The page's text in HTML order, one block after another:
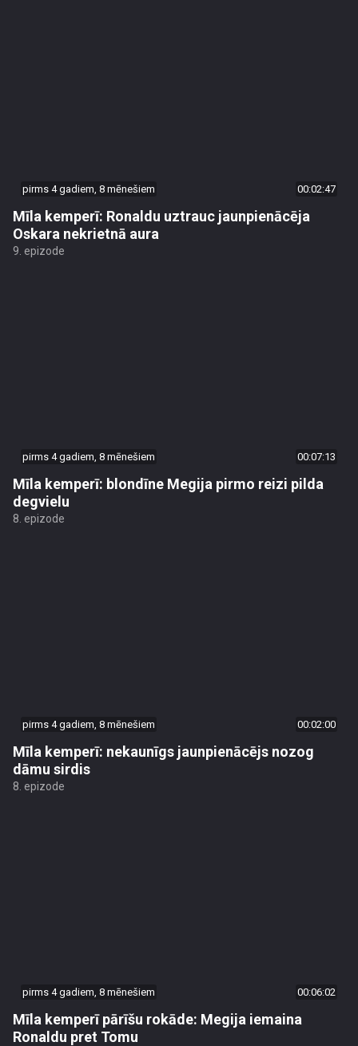
pirms 4 gadiem, 8 mēnešiem 00:02:47
Mīla kemperī: Ronaldu uztrauc jaunpienācēja
Oskara nekrietnā aura
9. epizode
pirms 4 gadiem, 8 mēnešiem 00:07:13
Mīla kemperī: blondīne Megija pirmo reizi pilda
degvielu
8. epizode
pirms 4 gadiem, 8 mēnešiem 00:02:00
Mīla kemperī: nekaunīgs jaunpienācējs nozog
dāmu sirdis
8. epizode
pirms 4 gadiem, 8 mēnešiem 00:06:02
Mīla kemperī pārīšu rokāde: Megija iemaina
Ronaldu pret Tomu